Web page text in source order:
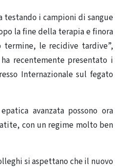
testando i campioni di sangue
la fine della terapia e finora
termine, le recidive tardive”,
recentemente presentato i
Internazionale sul fegato
avanzata possono ora
con un regime molto ben
si aspettano che il nuovo